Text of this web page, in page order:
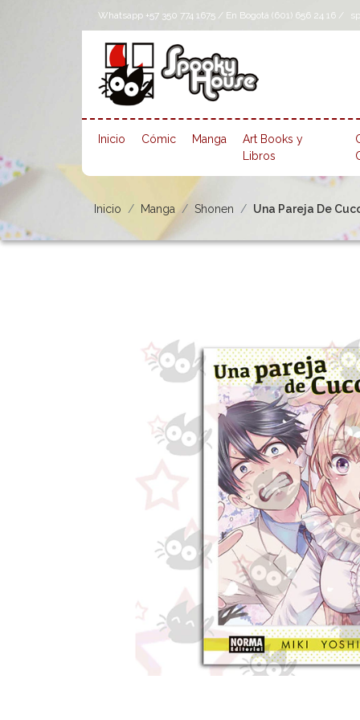
Whatsapp +57 350 774 1675 / En Bogotá (601) 656 24 16 /
Inicio Cómic Manga
Art Books y
Libros
Inicio Manga Shonen Una Pareja De